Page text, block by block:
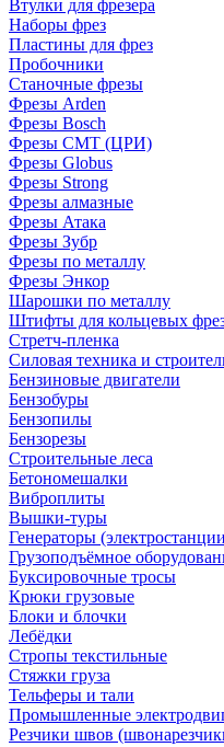
Втулки для фрезера
Наборы фрез
Пластины для фрез
Пробочники
Станочные фрезы
Фрезы Arden
Фрезы Bosch
Фрезы CMT (ЦРИ)
Фрезы Globus
Фрезы Strong
Фрезы алмазные
Фрезы Атака
Фрезы Зубр
Фрезы по металлу
Фрезы Энкор
Шарошки по металлу
Штифты для кольцевых
Стретч-пленка
Силовая техника и
Бензиновые двигатели
Бензобуры
Бензопилы
Бензорезы
Строительные леса
Бетономешалки
Виброплиты
Вышки-туры
Генераторы
Грузоподъёмное
Буксировочные тросы
Крюки грузовые
Блоки и блочки
Лебёдки
Стропы текстильные
Стяжки груза
Тельферы и тали
Промышленные
Резчики швов